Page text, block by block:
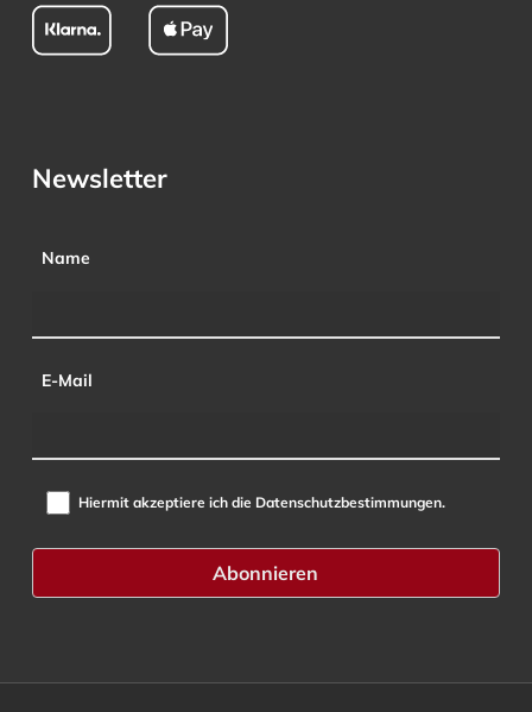
Newsletter
Name
E-Mail
Hiermit akzeptiere ich die Datenschutzbestimmungen.